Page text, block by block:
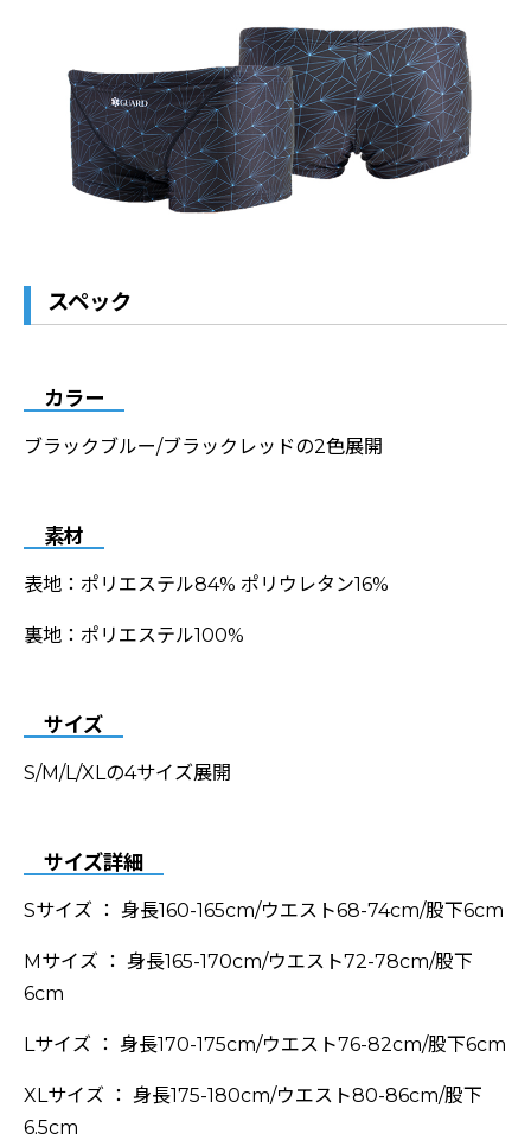
スペック
カラー
ブラックブルー/ブラックレッドの2色展開
素材
表地：ポリエステル84% ポリウレタン16%
裏地：ポリエステル100%
サイズ
S/M/L/XLの4サイズ展開
サイズ詳細
Sサイズ ： 身長160-165cm/ウエスト68-74cm/股下6cm
Mサイズ ： 身長165-170cm/ウエスト72-78cm/股下
6cm
Lサイズ ： 身長170-175cm/ウエスト76-82cm/股下6cm
XLサイズ ： 身長175-180cm/ウエスト80-86cm/股下
6.5cm